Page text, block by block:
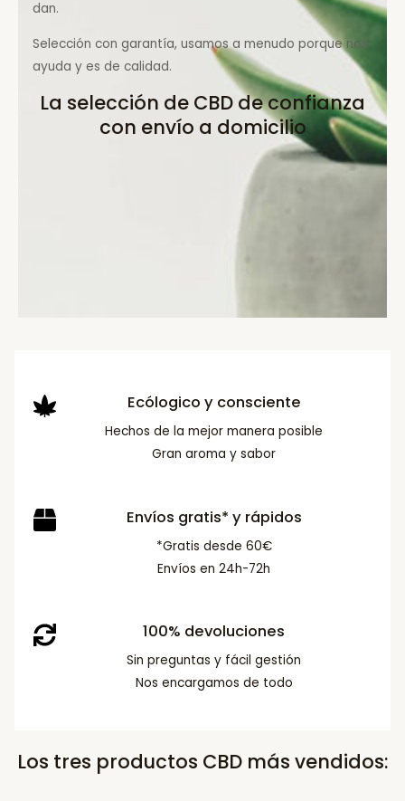
dan.
Selección con garantía, usamos a menudo porque nos
ayuda y es de calidad.
La selección de CBD de confianza
con envío a domicilio
Ecólogico y consciente
Hechos de la mejor manera posible
Gran aroma y sabor
Envíos gratis* y rápidos
*Gratis desde 60€
Envíos en 24h-72h
100% devoluciones
Sin preguntas y fácil gestión
Nos encargamos de todo
Los tres productos CBD más vendidos: